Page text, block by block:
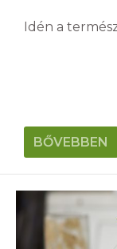
Idén a
BŐVEBBEN